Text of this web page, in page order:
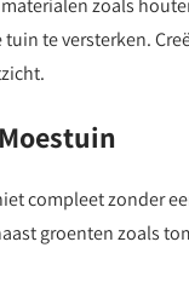
zoals
tuin te versterken.
compleet zonder
groenten zoals